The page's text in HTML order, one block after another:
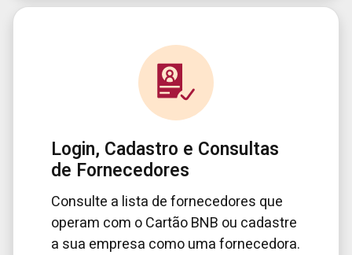
Login, Cadastro e Consultas
de Fornecedores
Consulte a lista de fornecedores que
operam com o Cartão BNB ou cadastre
a sua empresa como uma fornecedora.